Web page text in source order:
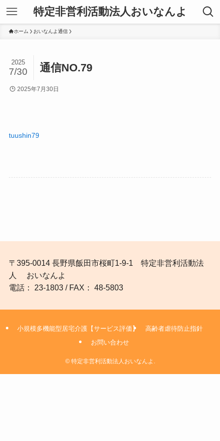
特定非営利活動法人おいなんよ
ホーム おいなんよ通信
通信NO.79
2025
7/30
2025年7月30日
tuushin79
〒395-0014 長野県飯田市桜町1-9-1 特定非営利活動法
人 おいなんよ
電話： 23-1803 / FAX： 48-5803
小規模多機能型居宅介護【サービス評価】
高齢者虐待防止指針
お問い合わせ
©特定非営利活動法人おいなんよ.